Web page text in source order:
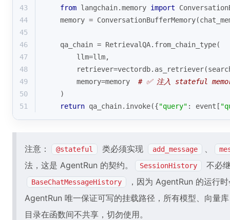
43
from langchain.memory import
44
memory =
45
46
    qa_chain = RetrievalQA.from_chain_type(
47
        llm=llm,
48
49
        memory=memory
# ✅ 注入 stateful
50
    )
51
return qa_chain.invoke({"query" : event[
注意： @stateful 类必须实现 add_message 、
法，这是 AgentRun 的契约。 SessionHistory 不必
BaseChatMessageHistory
，因为 AgentRun 的运行
AgentRun 唯一保证可写的挂载路径，所有模型、向量
目录在函数间不共享，切勿使用。